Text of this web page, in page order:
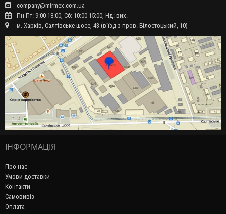
company@mirmex.com.ua
Пн-Пт: 9:00-18:00, Сб: 10:00-15:00, Нд: вих.
м. Харків, Салтівське шосе, 43 (в'їзд з пров. Білостоцький, 10)
ІНФОРМАЦІЯ
Про нас
Умови доставки
Контакти
Самовивіз
Оплата